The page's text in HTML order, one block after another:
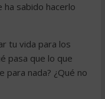
ha sabido hacerlo
tu vida para los
pasa que lo que
para nada? ¿Qué no